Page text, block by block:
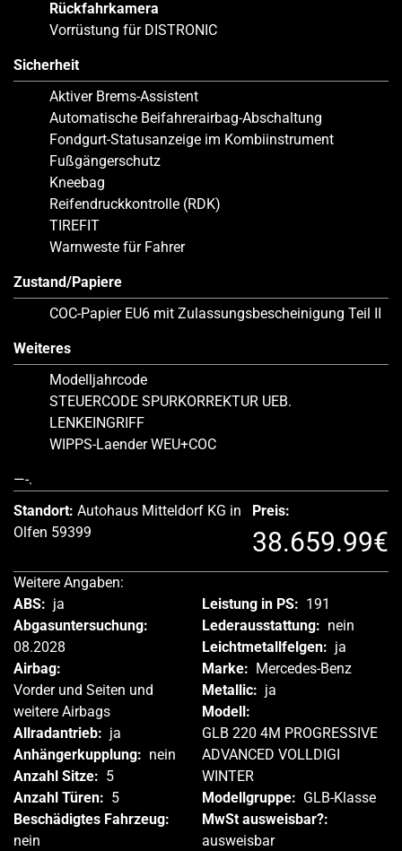
Rückfahrkamera
Vorrüstung für DISTRONIC
Sicherheit
Aktiver Brems-Assistent
Automatische Beifahrerairbag-Abschaltung
Fondgurt-Statusanzeige im Kombiinstrument
Fußgängerschutz
Kneebag
Reifendruckkontrolle (RDK)
TIREFIT
Warnweste für Fahrer
Zustand/Papiere
COC-Papier EU6 mit Zulassungsbescheinigung Teil II
Weiteres
Modelljahrcode
STEUERCODE SPURKORREKTUR UEB.
LENKEINGRIFF
WIPPS-Laender WEU+COC
—-.
Standort: Autohaus Mitteldorf KG in
Olfen 59399
Preis:
38.659.99€
Weitere Angaben:
ABS: ja
Abgasuntersuchung:
08.2028
Airbag:
Vorder und Seiten und
weitere Airbags
Allradantrieb: ja
Anhängerkupplung: nein
Anzahl Sitze: 5
Anzahl Türen: 5
Beschädigtes Fahrzeug:
nein
Leistung in PS: 191
Lederausstattung: nein
Leichtmetallfelgen: ja
Marke: Mercedes-Benz
Metallic: ja
Modell:
GLB 220 4M PROGRESSIVE
ADVANCED VOLLDIGI
WINTER
Modellgruppe: GLB-Klasse
MwSt ausweisbar?:
ausweisbar